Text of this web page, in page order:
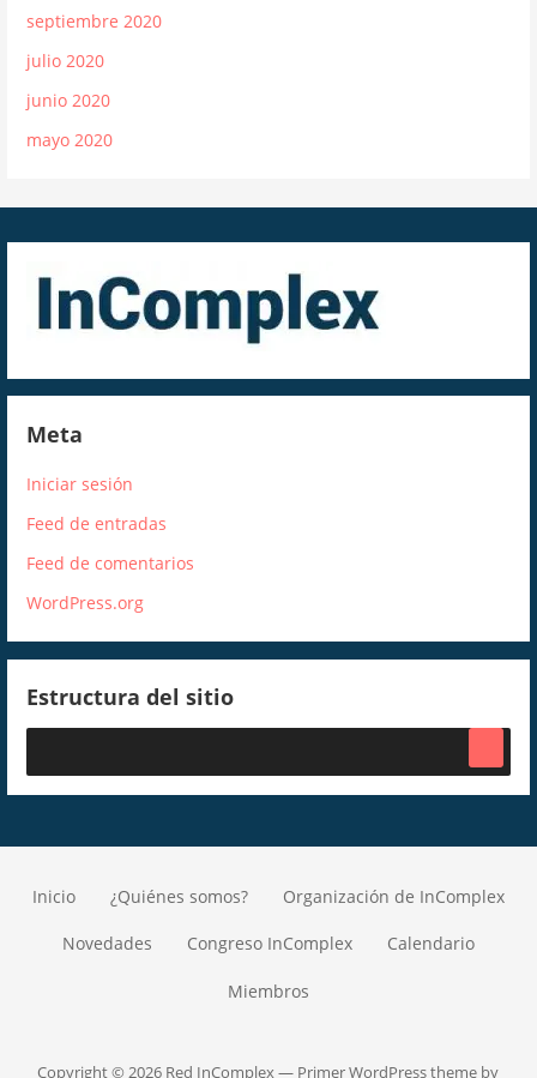
septiembre 2020
julio 2020
junio 2020
mayo 2020
Meta
Iniciar sesión
Feed de entradas
Feed de comentarios
WordPress.org
Estructura del sitio
Inicio ¿Quiénes somos? Organización de InComplex
Novedades Congreso InComplex Calendario
Miembros
Copyright © 2026 Red InComplex — Primer WordPress theme by